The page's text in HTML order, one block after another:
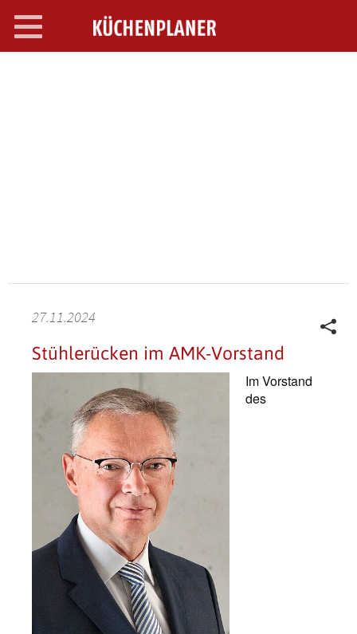
Toggle
navigation
27.11.2024
Stühlerücken im AMK-Vorstand
Im Vorstand
des